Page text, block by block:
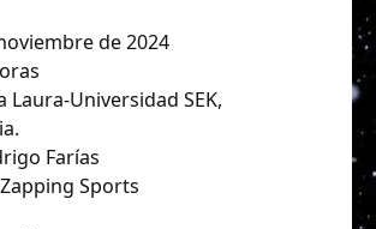
de 2024
Laura-Universidad SEK,
Farías
Sports